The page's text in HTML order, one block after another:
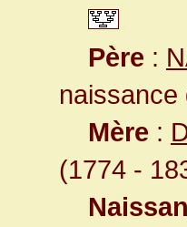
Père :
naissance
Mère :
(1774 -